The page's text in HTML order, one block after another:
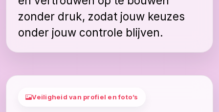
zonder druk, zodat jouw keuzes
onder jouw controle blijven.
Veiligheid van profiel en foto’s